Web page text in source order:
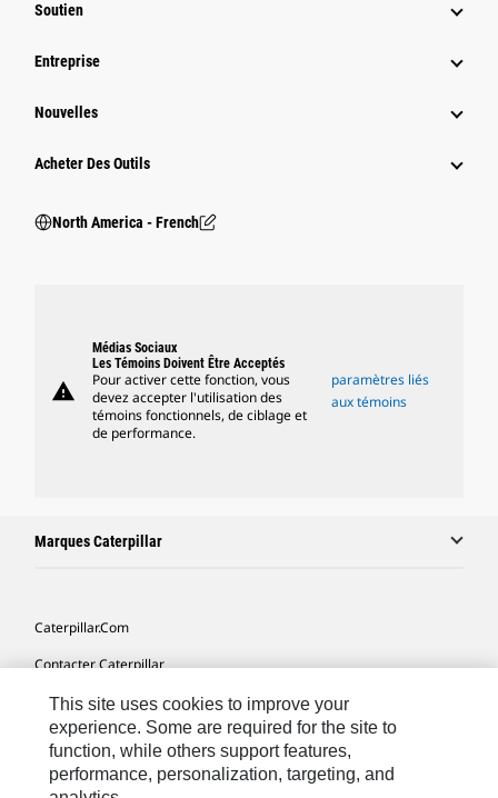
Soutien
Entreprise
Nouvelles
Acheter Des Outils
North America - French
warning
Médias Sociaux
Les Témoins Doivent Être Acceptés
Pour activer cette fonction, vous
devez accepter l'utilisation des
témoins fonctionnels, de ciblage et
de performance.
paramètres liés
aux témoins
Marques Caterpillar
Caterpillar.com
Contacter Caterpillar
Mes Préférences Marketing
Plan Du Site
Cookie Settings
This site uses cookies to improve your
experience. Some are required for the site to
function, while others support features,
performance, personalization, targeting, and